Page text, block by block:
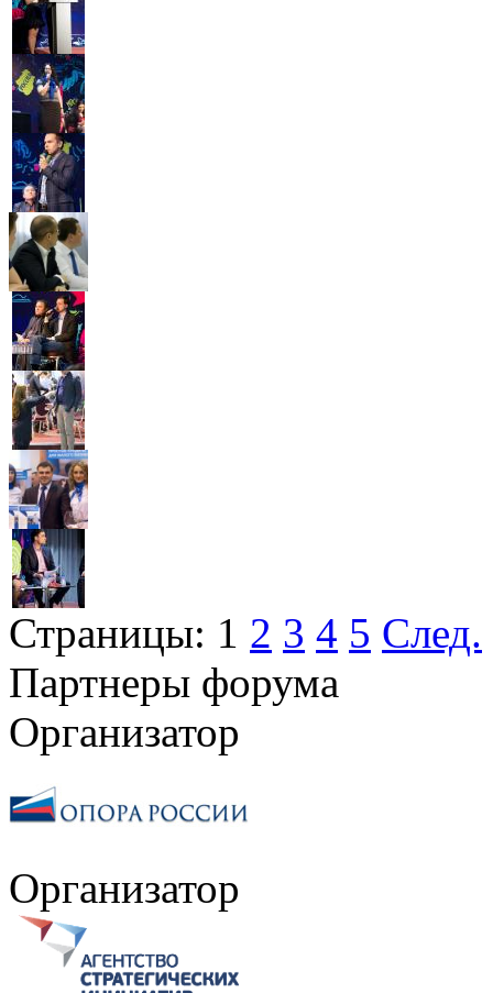
Страницы: 1 2 3 4 5 След.
Партнеры форума
Организатор
Организатор